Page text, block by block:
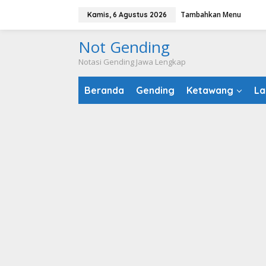
konten
Kamis, 6 Agustus 2026 Tambahkan Menu
Not Gending
Notasi Gending Jawa Lengkap
Beranda Gending Ketawang